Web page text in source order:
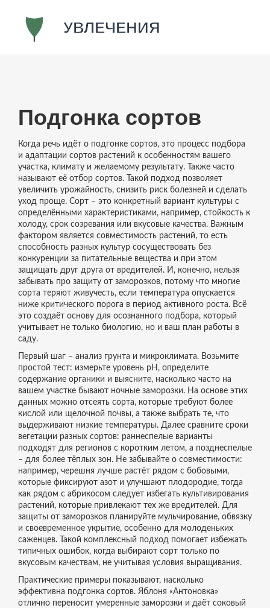
Подгонка сортов
Когда речь идёт о подгонке сортов, это процесс подбора
и адаптации сортов растений к особенностям вашего
участка, климату и желаемому результату. Также часто
называют её отбор сортов. Такой подход позволяет
увеличить урожайность, снизить риск болезней и сделать
уход проще. Сорт– это конкретный вариант культуры с
определёнными характеристиками, например, стойкость к
холоду, срок созревания или вкусовые качества. Важным
фактором является совместимость растений, то есть
способность разных культур сосуществовать без
конкуренции за питательные вещества и при этом
защищать друг друга от вредителей. И, конечно, нельзя
забывать про защиту от заморозков, потому что многие
сорта теряют живучесть, если температура опускается
ниже критического порога в период активного роста. Всё
это создаёт основу для осознанного подбора, который
учитывает не только биологию, но и ваш план работы в
саду.
Первый шаг – анализ грунта и микроклимата. Возьмите
простой тест: измерьте уровень pH, определите
содержание органики и выясните, насколько часто на
вашем участке бывают ночные заморозки. На основе этих
данных можно отсеять сорта, которые требуют более
кислой или щелочной почвы, а также выбрать те, что
выдерживают низкие температуры. Далее сравните сроки
вегетации разных сортов: раннеспелые варианты
подходят для регионов с коротким летом, а позднеспелые
– для более тёплых зон. Не забывайте о совместимости:
например, черешня лучше растёт рядом с бобовыми,
которые фиксируют азот и улучшают плодородие, тогда
как рядом с абрикосом следует избегать культивирования
растений, которые привлекают тех же вредителей. Для
защиты от заморозков планируйте мульчирование, обвязку
и своевременное укрытие, особенно для молоденьких
саженцев. Такой комплексный подход помогает избежать
типичных ошибок, когда выбирают сорт только по
вкусовым качествам, не учитывая условия выращивания.
Практические примеры показывают, насколько
эффективна подгонка сортов. Яблоня «Антоновка»
отлично переносит умеренные заморозки и даёт соковый